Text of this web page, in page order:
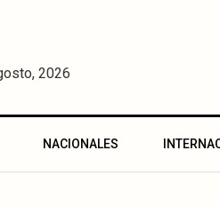
2026
NACIONALES